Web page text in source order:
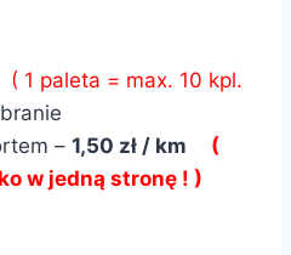
( 1 paleta = max. 10 kpl.
– 1,50 zł / km (
w jedną stronę ! )